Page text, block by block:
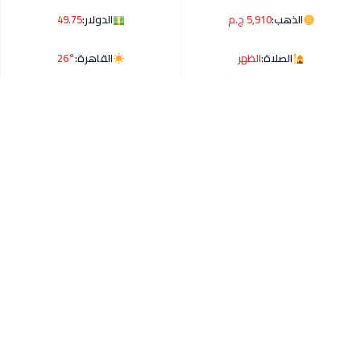
الذهب:5,910 ج.م الدولار:49.75
الصلاة:الظهر القاهرة:26°